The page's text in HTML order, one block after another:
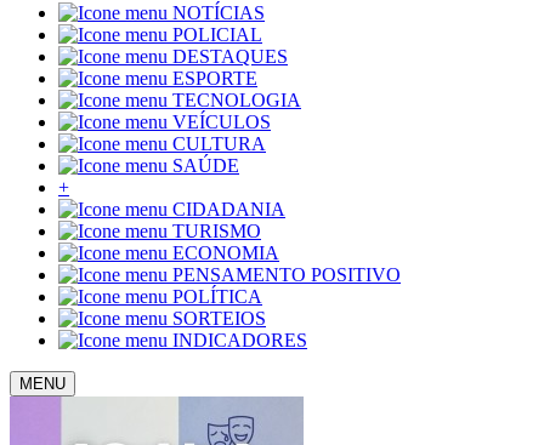
NOTÍCIAS
POLICIAL
DESTAQUES
ESPORTE
TECNOLOGIA
VEÍCULOS
CULTURA
SAÚDE
+
CIDADANIA
TURISMO
ECONOMIA
PENSAMENTO POSITIVO
POLÍTICA
SORTEIOS
INDICADORES
MENU